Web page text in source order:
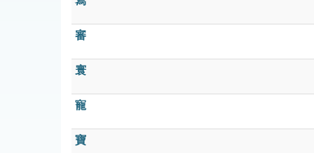
審
寰
寵
寶